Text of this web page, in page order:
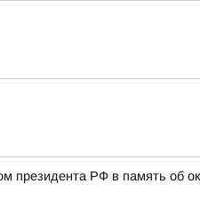
президента РФ в память об